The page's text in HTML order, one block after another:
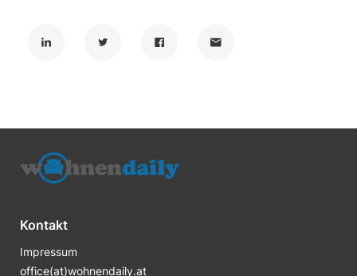
Kontakt
Impressum
office(at)wohnendaily.at